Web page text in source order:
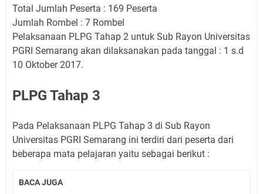
Total Jumlah Peserta : 169 Peserta
Jumlah Rombel : 7 Rombel
Pelaksanaan PLPG Tahap 2 untuk Sub Rayon Universitas
PGRI Semarang akan dilaksanakan pada tanggal : 1 s.d
10 Oktober 2017.
PLPG Tahap 3
Pada Pelaksanaan PLPG Tahap 3 di Sub Rayon
Universitas PGRI Semarang ini terdiri dari peserta dari
beberapa mata pelajaran yaitu sebagai berikut :
BACA JUGA